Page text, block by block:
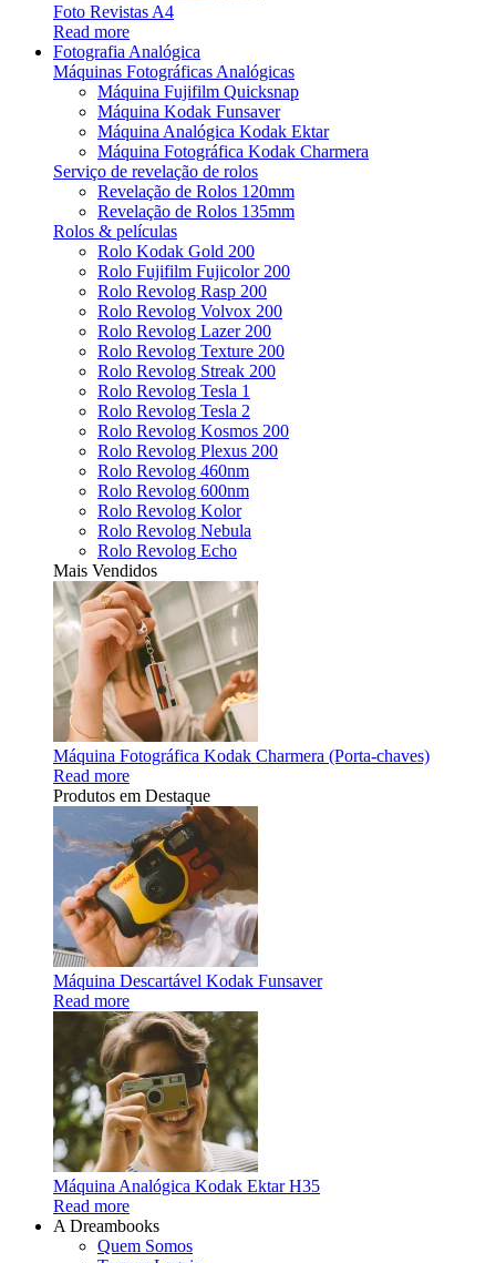
Foto Revistas A4
Read more
Fotografia Analógica
Máquinas Fotográficas Analógicas
Máquina Fujifilm Quicksnap
Máquina Kodak Funsaver
Máquina Analógica Kodak Ektar
Máquina Fotográfica Kodak Charmera
Serviço de revelação de rolos
Revelação de Rolos 120mm
Revelação de Rolos 135mm
Rolos & películas
Rolo Kodak Gold 200
Rolo Fujifilm Fujicolor 200
Rolo Revolog Rasp 200
Rolo Revolog Volvox 200
Rolo Revolog Lazer 200
Rolo Revolog Texture 200
Rolo Revolog Streak 200
Rolo Revolog Tesla 1
Rolo Revolog Tesla 2
Rolo Revolog Kosmos 200
Rolo Revolog Plexus 200
Rolo Revolog 460nm
Rolo Revolog 600nm
Rolo Revolog Kolor
Rolo Revolog Nebula
Rolo Revolog Echo
Mais Vendidos
Máquina Fotográfica Kodak Charmera (Porta-chaves)
Read more
Produtos em Destaque
Máquina Descartável Kodak Funsaver
Read more
Máquina Analógica Kodak Ektar H35
Read more
A Dreambooks
Quem Somos